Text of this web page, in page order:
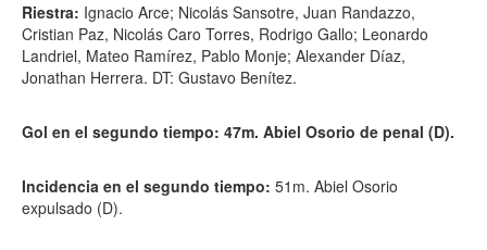
Riestra: Ignacio Arce; Nicolás Sansotre, Juan Randazzo,
Cristian Paz, Nicolás Caro Torres, Rodrigo Gallo; Leonardo
Landriel, Mateo Ramírez, Pablo Monje; Alexander Díaz,
Jonathan Herrera. DT: Gustavo Benítez.
Gol en el segundo tiempo: 47m. Abiel Osorio de penal (D).
Incidencia en el segundo tiempo: 51m. Abiel Osorio
expulsado (D).